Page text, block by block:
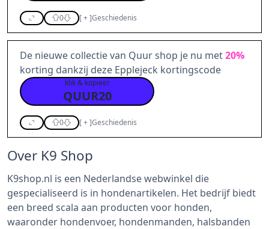
0 [+]Geschiedenis
De nieuwe collectie van Quur shop je nu met20%
korting dankzij deze Epplejeck kortingscode
klik & kopieer
QUUR20
0 [+]Geschiedenis
Over K9 Shop
K9shop.nl is een Nederlandse webwinkel die
gespecialiseerd is in hondenartikelen. Het bedrijf biedt
een breed scala aan producten voor honden,
waaronder hondenvoer, hondenmanden, halsbanden